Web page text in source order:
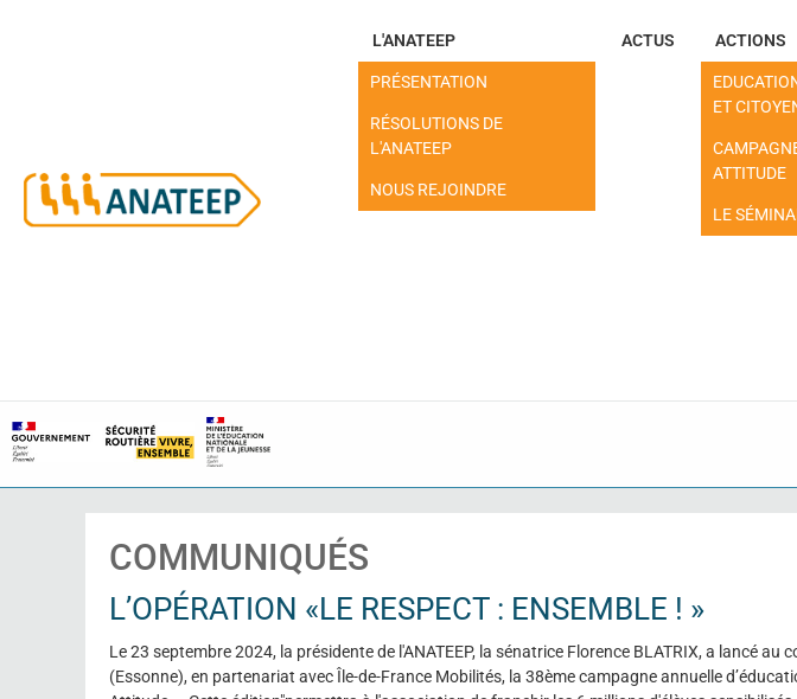
L'ANATEEP
PRÉSENTATION
RÉSOLUTIONS DE
L'ANATEEP
NOUS REJOINDRE
ACTUS ACTIONS
ET
ATTITUDE
LE
COMMUNIQUÉS
L’OPÉRATION «LE RESPECT : ENSEMBLE ! »
Le 23 septembre 2024, la présidente de l'ANATEEP, la sénatrice Florence BLATRIX, a lancé au
(Essonne), en partenariat avec Île-de-France Mobilités, la 38ème campagne annuelle